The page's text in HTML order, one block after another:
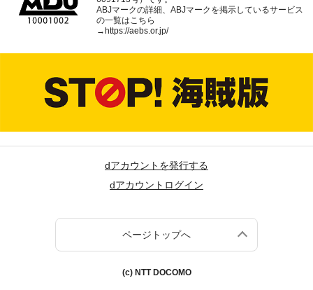
ABJマークの詳細、ABJマークを掲示しているサービス
の一覧はこちら
→https://aebs.or.jp/
dアカウントを発行する
dアカウントログイン
ページトップへ
(c) NTT DOCOMO